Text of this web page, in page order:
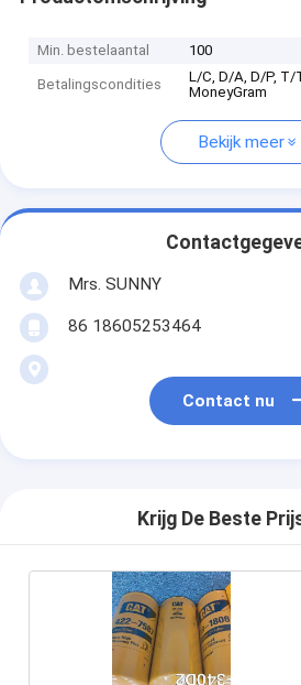
Min. bestelaantal 100
Betalingscondities
L/C, D/A, D/P, T/
MoneyGram
Bekijk meer
Mrs. SUNNY
86 18605253464
Contact nu
Krijg De Beste